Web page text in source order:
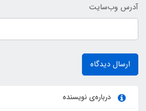
آدرس وب‌سایت
ارسال دیدگاه
درباره‌ی نویسنده